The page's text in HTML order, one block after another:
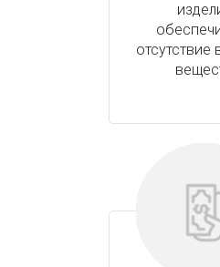
отсутствие